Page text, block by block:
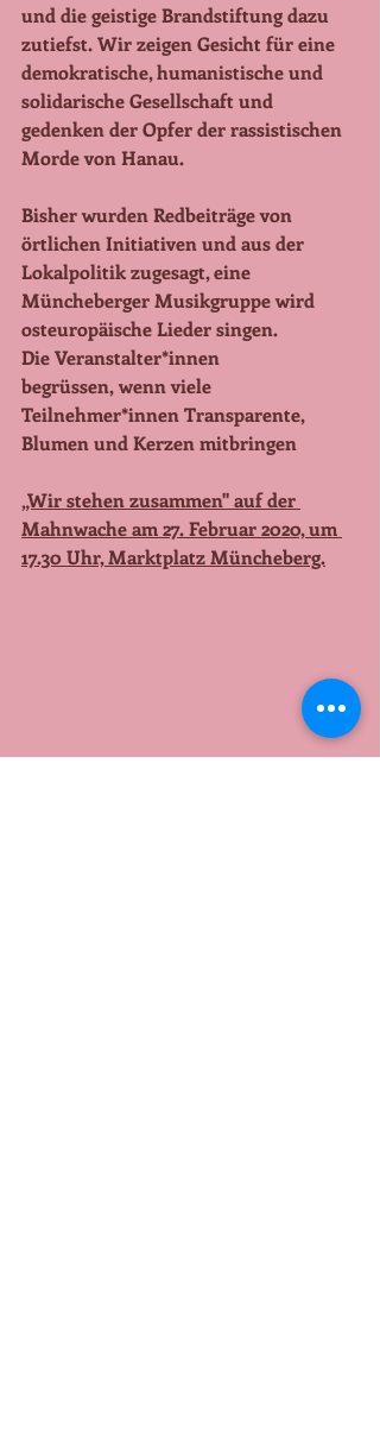
und die geistige Brandstiftung dazu
zutiefst. Wir zeigen Gesicht für eine
demokratische, humanistische und
solidarische Gesellschaft und
gedenken der Opfer der rassistischen
Morde von Hanau.
Bisher wurden Redbeiträge von
örtlichen Initiativen und aus der
Lokalpolitik zugesagt, eine
Müncheberger Musikgruppe wird
osteuropäische Lieder singen.
Die Veranstalter*innen
begrüssen, wenn viele
Teilnehmer*innen Transparente,
Blumen und Kerzen mitbringen
„Wir stehen zusammen" auf der
Mahnwache am 27. Februar 2020, um
17.30 Uhr, Marktplatz Müncheberg.